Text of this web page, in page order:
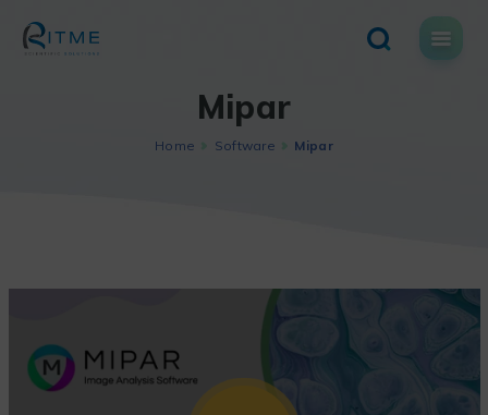
content
Mipar
Home Software Mipar